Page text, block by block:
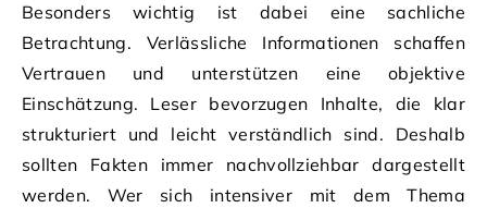
Besonders wichtig ist dabei eine sachliche
Betrachtung. Verlässliche Informationen schaffen
Vertrauen und unterstützen eine objektive
Einschätzung. Leser bevorzugen Inhalte, die klar
strukturiert und leicht verständlich sind. Deshalb
sollten Fakten immer nachvollziehbar dargestellt
werden. Wer sich intensiver mit dem Thema